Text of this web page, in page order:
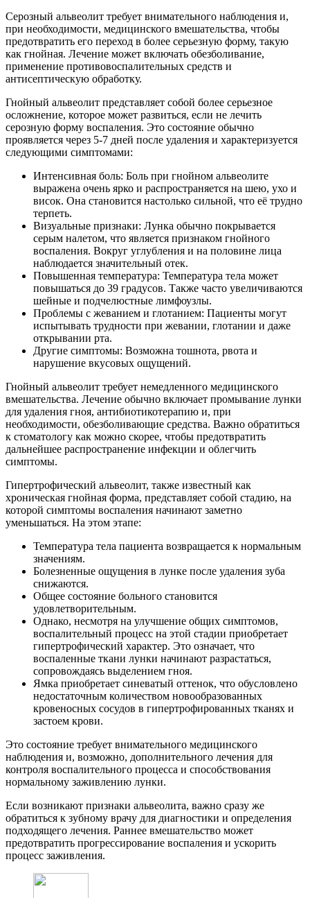
Серозный альвеолит требует внимательного наблюдения и,
при необходимости, медицинского вмешательства, чтобы
предотвратить его переход в более серьезную форму, такую
как гнойная. Лечение может включать обезболивание,
применение противовоспалительных средств и
антисептическую обработку.
Гнойный альвеолит представляет собой более серьезное
осложнение, которое может развиться, если не лечить
серозную форму воспаления. Это состояние обычно
проявляется через 5-7 дней после удаления и характеризуется
следующими симптомами:
Интенсивная боль: Боль при гнойном альвеолите
выражена очень ярко и распространяется на шею, ухо и
висок. Она становится настолько сильной, что её трудно
терпеть.
Визуальные признаки: Лунка обычно покрывается
серым налетом, что является признаком гнойного
воспаления. Вокруг углубления и на половине лица
наблюдается значительный отек.
Повышенная температура: Температура тела может
повышаться до 39 градусов. Также часто увеличиваются
шейные и подчелюстные лимфоузлы.
Проблемы с жеванием и глотанием: Пациенты могут
испытывать трудности при жевании, глотании и даже
открывании рта.
Другие симптомы: Возможна тошнота, рвота и
нарушение вкусовых ощущений.
Гнойный альвеолит требует немедленного медицинского
вмешательства. Лечение обычно включает промывание лунки
для удаления гноя, антибиотикотерапию и, при
необходимости, обезболивающие средства. Важно обратиться
к стоматологу как можно скорее, чтобы предотвратить
дальнейшее распространение инфекции и облегчить
симптомы.
Гипертрофический альвеолит, также известный как
хроническая гнойная форма, представляет собой стадию, на
которой симптомы воспаления начинают заметно
уменьшаться. На этом этапе:
Температура тела пациента возвращается к нормальным
значениям.
Болезненные ощущения в лунке после удаления зуба
снижаются.
Общее состояние больного становится
удовлетворительным.
Однако, несмотря на улучшение общих симптомов,
воспалительный процесс на этой стадии приобретает
гипертрофический характер. Это означает, что
воспаленные ткани лунки начинают разрастаться,
сопровождаясь выделением гноя.
Ямка приобретает синеватый оттенок, что обусловлено
недостаточным количеством новообразованных
кровеносных сосудов в гипертрофированных тканях и
застоем крови.
Это состояние требует внимательного медицинского
наблюдения и, возможно, дополнительного лечения для
контроля воспалительного процесса и способствования
нормальному заживлению лунки.
Если возникают признаки альвеолита, важно сразу же
обратиться к зубному врачу для диагностики и определения
подходящего лечения. Раннее вмешательство может
предотвратить прогрессирование воспаления и ускорить
процесс заживления.